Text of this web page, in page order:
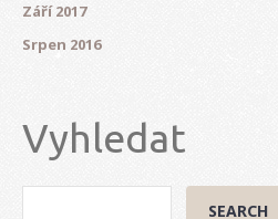
Září 2017
Srpen 2016
Vyhledat